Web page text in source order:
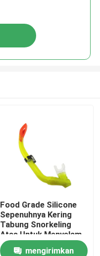
Food Grade Silicone
Sepenuhnya Kering
Tabung Snorkeling
Atas Untuk Menyelam
mengirimkan